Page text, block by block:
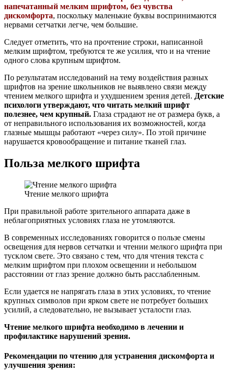
напечатанный мелким шрифтом, без чувства
дискомфорта, поскольку маленькие буквы воспринимаются
нервами сетчатки легче, чем большие.
Следует отметить, что на прочтение строки, написанной
мелким шрифтом, требуются те же усилия, что и на чтение
одного слова крупным шрифтом.
По результатам исследований на тему воздействия разных
шрифтов на зрение школьников не выявлено связи между
чтением мелкого шрифта и ухудшением зрения детей. Детские
психологи утверждают, что читать мелкий шрифт
полезнее, чем крупный. Глаза страдают не от размера букв, а
от неправильного использования их возможностей, когда
глазные мышцы работают «через силу». По этой причине
нарушается кровообращение и питание тканей глаз.
Польза мелкого шрифта
Чтение мелкого шрифта
При правильной работе зрительного аппарата даже в
неблагоприятных условиях глаза не утомляются.
В современных исследованиях говорится о пользе смены
освещения для нервов сетчатки и чтении мелкого шрифта при
тусклом свете. Это связано с тем, что для чтения текста с
мелким шрифтом при плохом освещении и небольшом
расстоянии от глаз зрение должно быть расслабленным.
Если удается не напрягать глаза в этих условиях, то чтение
крупных символов при ярком свете не потребует больших
усилий, а следовательно, не вызывает усталости глаз.
Чтение мелкого шрифта необходимо в лечении и
профилактике нарушений зрения.
Рекомендации по чтению для устранения дискомфорта и
улучшения зрения: